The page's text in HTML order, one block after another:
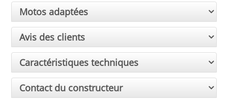
Motos adaptées
Avis des clients
Caractéristiques techniques
Contact du constructeur